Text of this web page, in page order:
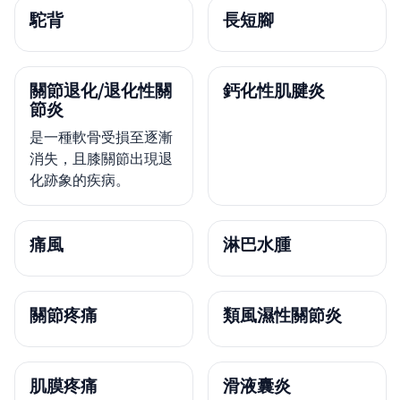
駝背 長短腳
關節退化/退化性關
節炎
是一種軟骨受損至逐漸
消失，且膝關節出現退
化跡象的疾病。
鈣化性肌腱炎
痛風 淋巴水腫
關節疼痛 類風濕性關節炎
肌膜疼痛 滑液囊炎